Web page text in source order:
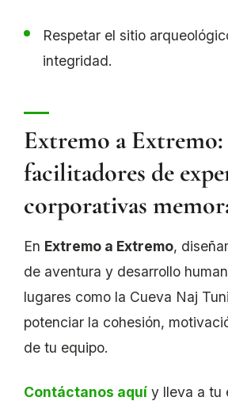
Respetar el sitio
integridad.
Extremo a Extremo:
facilitadores de
corporativas
En Extremo a Extremo,
de aventura y desarrollo
lugares como la Cueva Naj
potenciar la cohesión,
de tu equipo.
Contáctanos aquí y lleva a tu